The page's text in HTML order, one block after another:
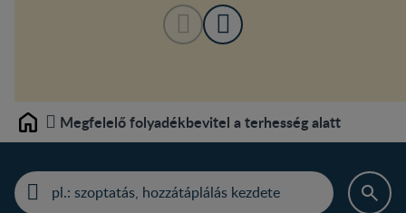
Home Megfelelő folyadékbevitel a terhesség alatt